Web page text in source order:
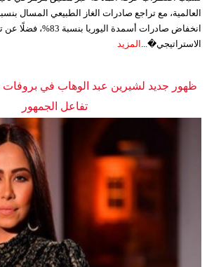
انخفاض صادرات أسمدة
الاستراتيجي�... المزيد
ظهور جديد لشيرين عبد الوهاب في
تفاعل الجمهور